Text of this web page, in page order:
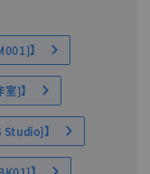
】
]】
】